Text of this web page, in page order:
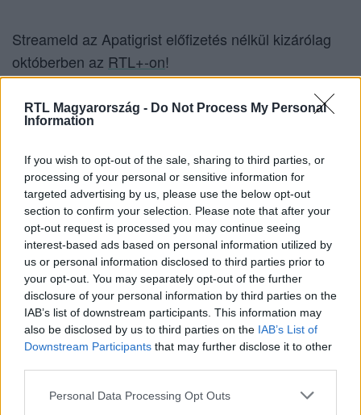
RTL Magyarország - Do Not Process My Personal
Information
If you wish to opt-out of the sale, sharing to third parties, or
processing of your personal or sensitive information for
targeted advertising by us, please use the below opt-out
section to confirm your selection. Please note that after your
opt-out request is processed you may continue seeing
interest-based ads based on personal information utilized by
us or personal information disclosed to third parties prior to
your opt-out. You may separately opt-out of the further
disclosure of your personal information by third parties on the
IAB’s list of downstream participants. This information may
also be disclosed by us to third parties on the IAB’s List of
Downstream Participants that may further disclose it to other
Please note that this website/app uses one or more Google
Personal Data Processing Opt Outs
Streameld az Apatigrist előfizetés nélkül kizárólag
októberben az RTL+-on!
Itt állítsd be, hogy az RTL.hu az elsők között
Kövess minket, és értesülj a friss hírekről a
Facebookon is!